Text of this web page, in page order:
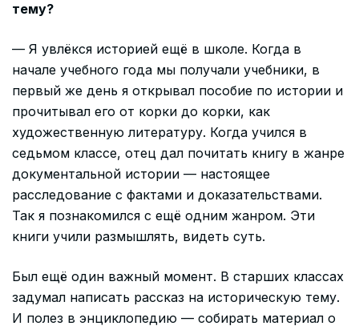
тему?
— Я увлёкся историей ещё в школе. Когда в
начале учебного года мы получали учебники, в
первый же день я открывал пособие по истории и
прочитывал его от корки до корки, как
художественную литературу. Когда учился в
седьмом классе, отец дал почитать книгу в жанре
документальной истории — настоящее
расследование с фактами и доказательствами.
Так я познакомился с ещё одним жанром. Эти
книги учили размышлять, видеть суть.
Был ещё один важный момент. В старших классах
задумал написать рассказ на историческую тему.
И полез в энциклопедию — собирать материал о